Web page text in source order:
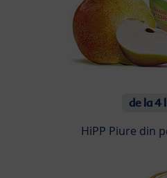
de la 4
HiPP Piure din